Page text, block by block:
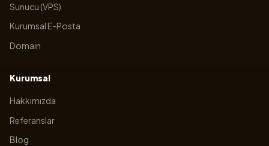
Sunucu (VPS)
Kurumsal E-Posta
Domain
Kurumsal
Hakkımızda
Referanslar
Blog